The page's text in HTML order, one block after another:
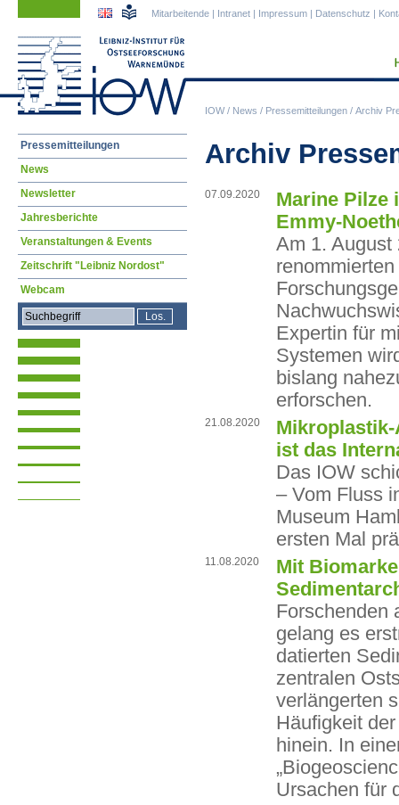
IOW/ News / Pressemitteilungen / Archiv
Mitarbeitende | Intranet | Impressum | Datenschutz |
Archiv
07.09.2020
Marine Pilze
Emmy-
Am 1. August
renommierten
Expertin für
Systemen
bislang
erforschen.
21.08.2020
ist das
Das IOW
– Vom Fluss
Museum
ersten Mal
11.08.2020
Mit
Forschenden
gelang es
datierten
zentralen
verlängerten
Häufigkeit
hinein. In
Ursachen für
Navigation
Pressemitteilungen
News
Newsletter
Jahresberichte
Veranstaltungen & Events
Zeitschrift "Leibniz Nordost"
Webcam